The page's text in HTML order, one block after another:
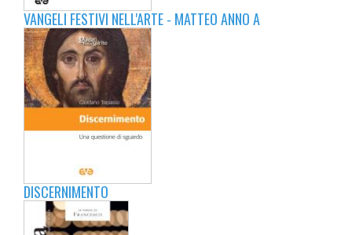
VANGELI FESTIVI NELL'ARTE - MATTEO ANNO A
DISCERNIMENTO